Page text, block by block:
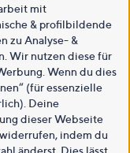
mit
& profilbildende
zu Analyse- &
Wir nutzen diese für
Wenn du dies
(für essenzielle
Deine
dieser Webseite
indem du
änderst. Dies lässt